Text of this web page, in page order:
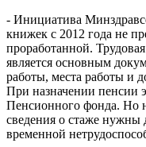
- Инициатива
книжек с 2012 года не
проработанной.
является основным
работы, места работы и
При назначении пенсии
Пенсионного фонда. Но
сведения о стаже нужны
временной